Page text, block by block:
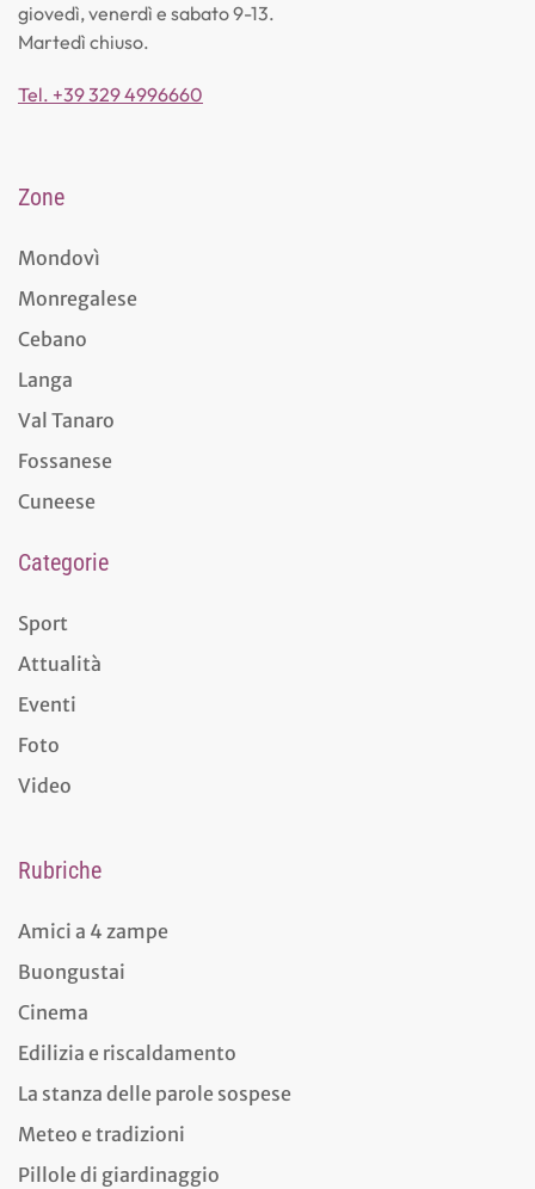
giovedì, venerdì e sabato 9-13.
Martedì chiuso.
Tel. +39 329 4996660
Zone
Mondovì
Monregalese
Cebano
Langa
Val Tanaro
Fossanese
Cuneese
Categorie
Sport
Attualità
Eventi
Foto
Video
Rubriche
Amici a 4 zampe
Buongustai
Cinema
Edilizia e riscaldamento
La stanza delle parole sospese
Meteo e tradizioni
Pillole di giardinaggio